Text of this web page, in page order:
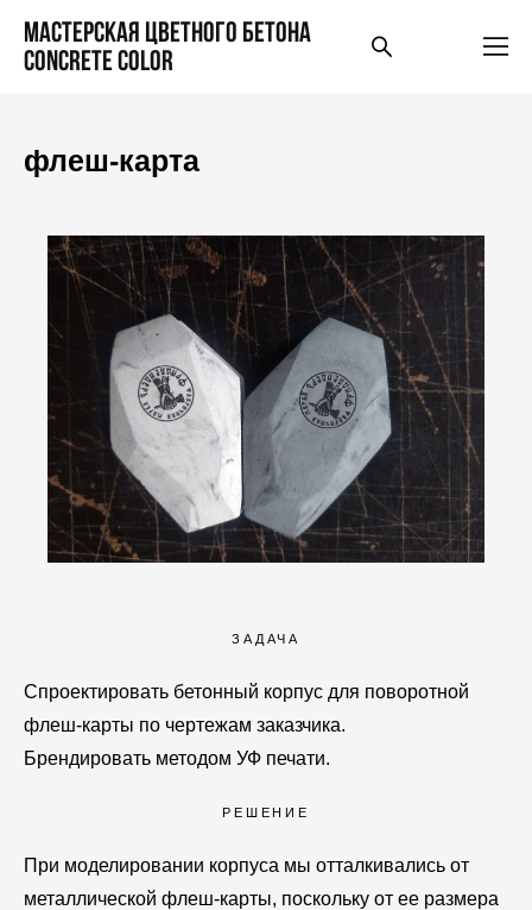
Мастерская цветного бетона
Concrete Color
флеш-карта
ЗАДАЧА
Спроектировать бетонный корпус для поворотной
флеш-карты по чертежам заказчика.
Брендировать методом УФ печати.
РЕШЕНИЕ
При моделировании корпуса мы отталкивались от
металлической флеш-карты, поскольку от ее размера